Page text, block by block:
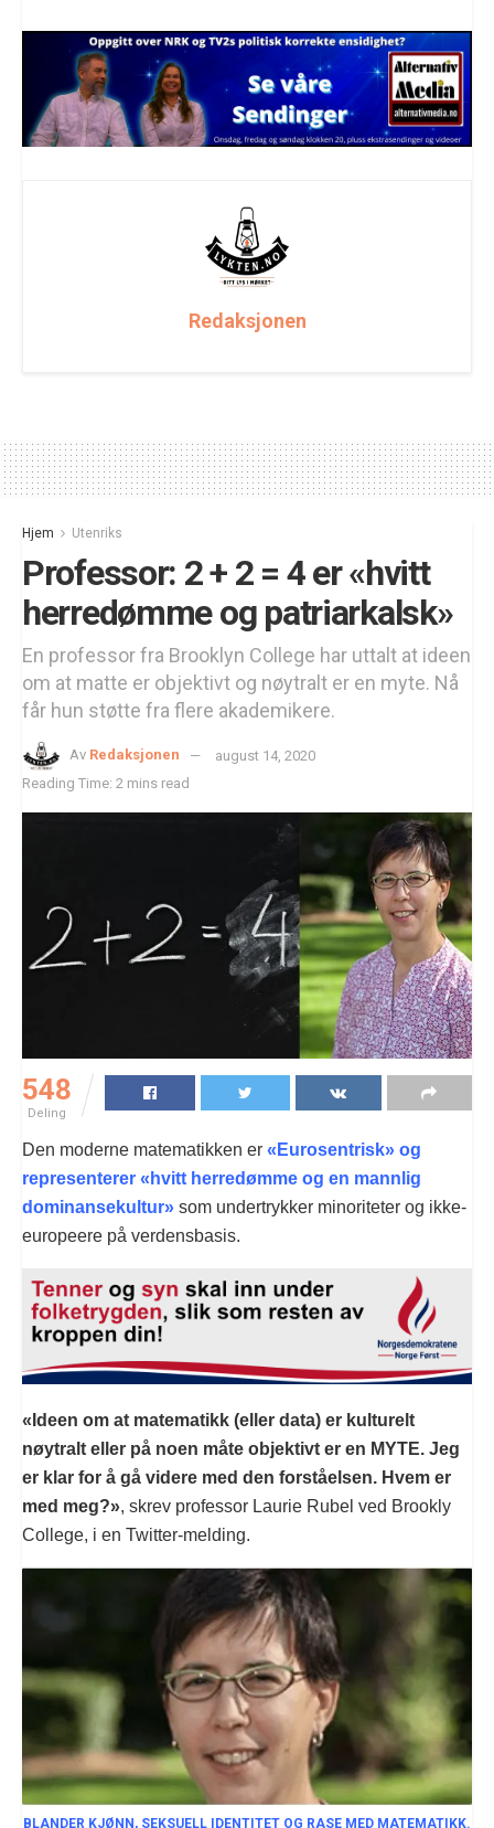
Redaksjonen
Hjem Utenriks
Professor: 2 + 2 = 4 er «hvitt
herredømme og patriarkalsk»
En professor fra Brooklyn College har uttalt at ideen
om at matte er objektivt og nøytralt er en myte. Nå
får hun støtte fra flere akademikere.
Av Redaksjonen
august 14, 2020
Reading Time: 2 mins read
548
Deling
Den moderne matematikken er «Eurosentrisk» og
representerer «hvitt herredømme og en mannlig
dominansekultur» som undertrykker minoriteter og ikke-
europeere på verdensbasis.
«Ideen om at matematikk (eller data) er kulturelt
nøytralt eller på noen måte objektivt er en MYTE. Jeg
er klar for å gå videre med den forståelsen. Hvem er
med meg?», skrev professor Laurie Rubel ved Brookly
College, i en Twitter-melding.
BLANDER KJØNN, SEKSUELL IDENTITET OG RASE MED MATEMATIKK.